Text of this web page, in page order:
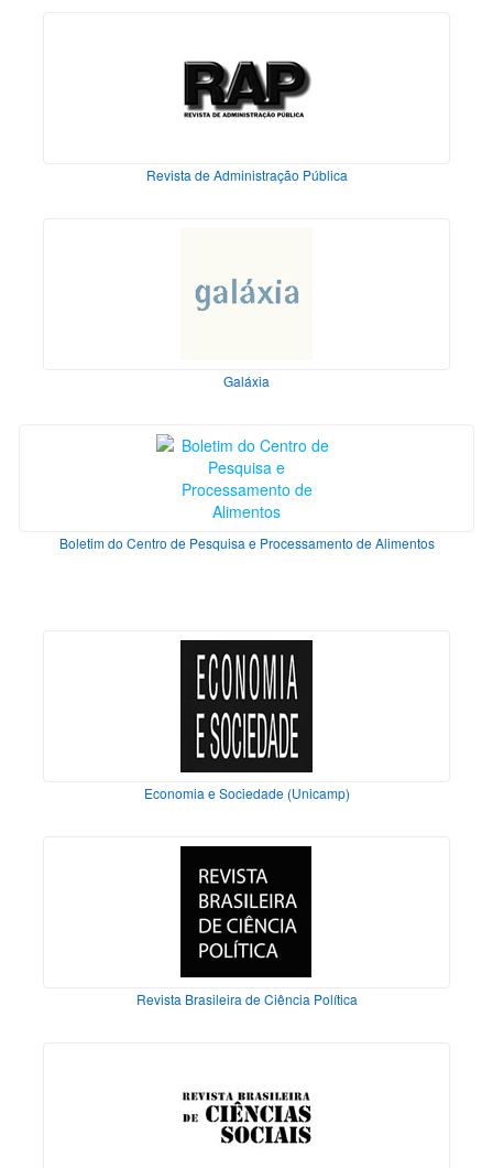
Revista de Administração Pública
Galáxia
Boletim do Centro de Pesquisa e Processamento de Alimentos
Economia e Sociedade (Unicamp)
Revista Brasileira de Ciência Política